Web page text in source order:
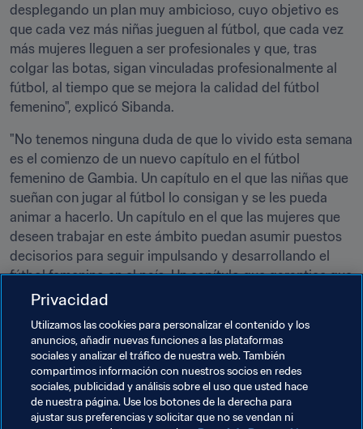
desplegando un plan muy ambicioso, cuyo objetivo es
que cada vez más niñas jueguen al fútbol, que cada vez
más mujeres lleguen a ser profesionales y que, tras
colgar las botas, sigan vinculadas profesionalmente al
fútbol, al tiempo que se mejora la calidad del fútbol
femenino", explicó Sibanda.
"No tenemos ninguna duda de que lo vivido esta semana
es el comienzo de un nuevo capítulo en el fútbol
femenino de Gambia. Un capítulo en el que las niñas que
sueñan con jugar al fútbol lo consigan y se les pueda
animar a hacerlo. Un capítulo en el que las mujeres que
deseen trabajar en este ámbito puedan asumir puestos
decisorios para seguir impulsando y desarrollando el
fútbol femenino en el país. Un capítulo que garantice que
las puertas de los terrenos de juego permanezcan
lugar seguro, un lugar donde sentirse bienvenidas,
hacerse más fuertes y tener referentes que les guíen
tanto dentro como fuera del campo".
Temas relacionados
Privacidad
Utilizamos las cookies para personalizar el contenido y los
anuncios, añadir nuevas funciones a las plataformas
sociales y analizar el tráfico de nuestra web. También
compartimos información con nuestros socios en redes
sociales, publicidad y análisis sobre el uso que usted hace
de nuestra página. Use los botones de la derecha para
ajustar sus preferencias y solicitar que no se vendan ni